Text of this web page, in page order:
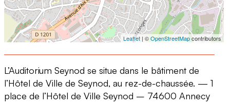
Leaflet| ©OpenStreetMapcontributors
L’Auditorium Seynod se situe dans le bâtiment de
l’Hôtel de Ville de Seynod, au rez-de-chaussée. — 1
place de l’Hôtel de Ville Seynod – 74600 Annecy